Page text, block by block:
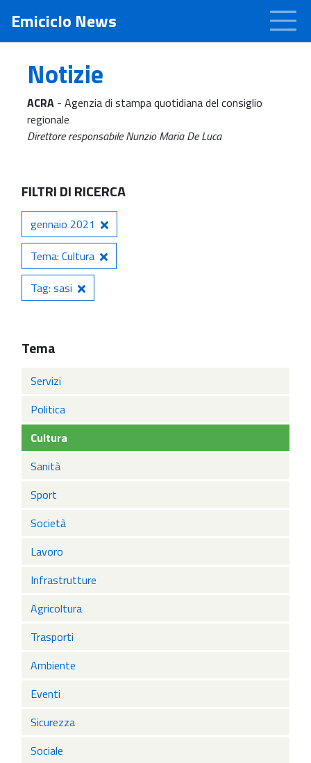
Emiciclo News
Notizie
ACRA - Agenzia di stampa quotidiana del consiglio
regionale
Direttore responsabile Nunzio Maria De Luca
FILTRI DI RICERCA
gennaio 2021
Tema: Cultura
Tag: sasi
Tema
Servizi
Politica
Cultura
Sanità
Sport
Società
Lavoro
Infrastrutture
Agricoltura
Trasporti
Ambiente
Eventi
Sicurezza
Sociale